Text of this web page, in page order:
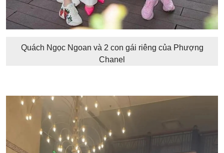
Quách Ngọc Ngoan và 2 con gái riêng của Phượng
Chanel